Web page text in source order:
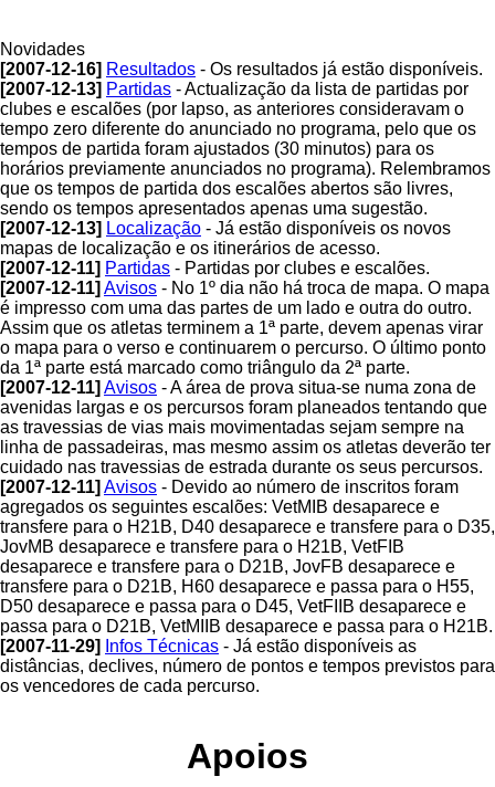
Novidades
[2007-12-16] Resultados - Os resultados já estão disponíveis.
[2007-12-13] Partidas - Actualização da lista de partidas por
clubes e escalões (por lapso, as anteriores consideravam o
tempo zero diferente do anunciado no programa, pelo que os
tempos de partida foram ajustados (30 minutos) para os
horários previamente anunciados no programa). Relembramos
que os tempos de partida dos escalões abertos são livres,
sendo os tempos apresentados apenas uma sugestão.
[2007-12-13] Localização - Já estão disponíveis os novos
mapas de localização e os itinerários de acesso.
[2007-12-11] Partidas - Partidas por clubes e escalões.
[2007-12-11] Avisos - No 1º dia não há troca de mapa. O mapa
é impresso com uma das partes de um lado e outra do outro.
Assim que os atletas terminem a 1ª parte, devem apenas virar
o mapa para o verso e continuarem o percurso. O último ponto
da 1ª parte está marcado como triângulo da 2ª parte.
[2007-12-11] Avisos - A área de prova situa-se numa zona de
avenidas largas e os percursos foram planeados tentando que
as travessias de vias mais movimentadas sejam sempre na
linha de passadeiras, mas mesmo assim os atletas deverão ter
cuidado nas travessias de estrada durante os seus percursos.
[2007-12-11] Avisos - Devido ao número de inscritos foram
agregados os seguintes escalões: VetMIB desaparece e
transfere para o H21B, D40 desaparece e transfere para o D35,
JovMB desaparece e transfere para o H21B, VetFIB
desaparece e transfere para o D21B, JovFB desaparece e
transfere para o D21B, H60 desaparece e passa para o H55,
D50 desaparece e passa para o D45, VetFIIB desaparece e
passa para o D21B, VetMIIB desaparece e passa para o H21B.
[2007-11-29]
Infos Técnicas - Já estão disponíveis as
distâncias, declives, número de pontos e tempos previstos para
os vencedores de cada percurso.
Apoios